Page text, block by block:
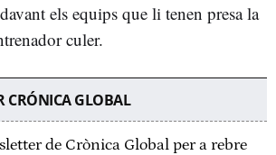
davant els equips que li tenen presa la
culer.
CRÓNICA GLOBAL
de Crònica Global per a rebre